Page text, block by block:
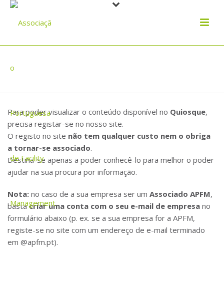
REGISTAR
Para poder visualizar o conteúdo disponível no Quiosque,
precisa registar-se no nosso site.
O registo no site não tem qualquer custo nem o obriga
a tornar-se associado.
Destina-se apenas a poder conhecê-lo para melhor o poder
ajudar na sua procura por informação.
Nota: no caso de a sua empresa ser um Associado APFM,
bastacriar uma conta com o seu e-mail de empresa no
formulário abaixo (p. ex. se a sua empresa for a APFM,
registe-se no site com um endereço de e-mail terminado
em @apfm.pt).